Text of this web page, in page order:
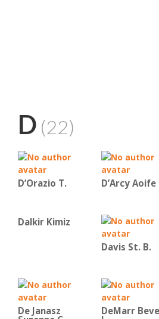
D (22)
D’Orazio T. D’Arcy Aoife
Dalkir Kimiz
Davis St. B.
De Janasz DeMarr